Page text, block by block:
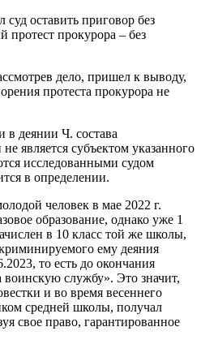
оставить приговор без
протест прокурора – без
дело, пришел к выводу,
протеста прокурора не
в деянии Ч. состава
является субъектом указанного
исследованными судом
в определении.
человек в мае 2022 г.
образование, однако уже 1
в 10 класс той же школы,
ему деяния
то есть до окончания
службу». Это значит,
и во время весеннего
средней школы, получал
свое право, гарантированное